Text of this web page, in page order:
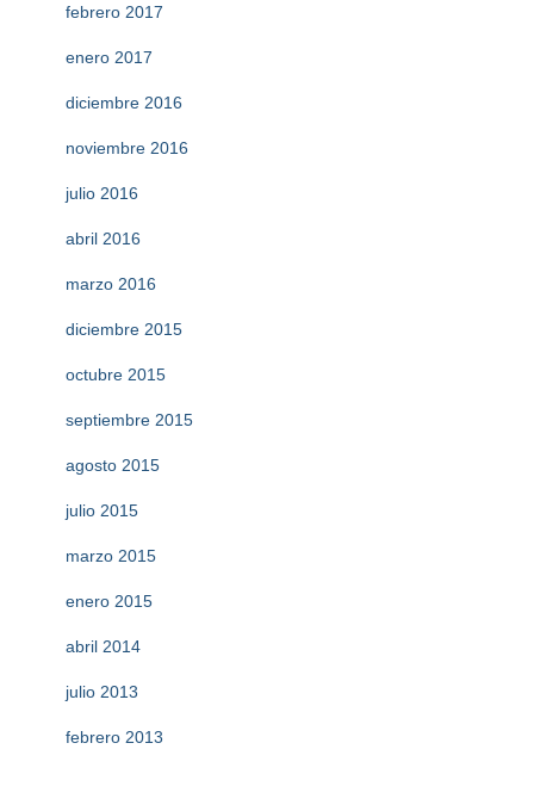
febrero 2017
enero 2017
diciembre 2016
noviembre 2016
julio 2016
abril 2016
marzo 2016
diciembre 2015
octubre 2015
septiembre 2015
agosto 2015
julio 2015
marzo 2015
enero 2015
abril 2014
julio 2013
febrero 2013